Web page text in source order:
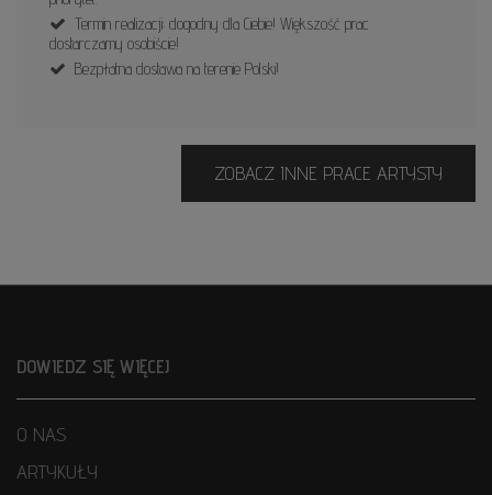
Termin realizacji: dogodny dla Ciebie! Większość prac
dostarczamy osobiście!
Bezpłatna dostawa na terenie Polski!
ZOBACZ INNE PRACE ARTYSTY
DOWIEDZ SIĘ WIĘCEJ
O NAS
ARTYKUŁY